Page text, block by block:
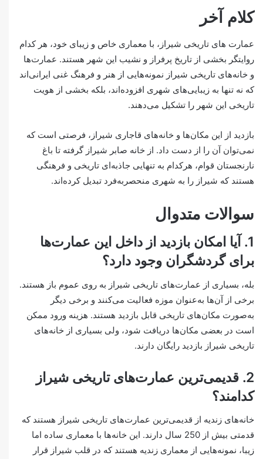
کلام آخر
عمارت های تاریخی شیراز، با معماری خاص و زیبای خود، هر کدام
روایتگر بخشی از تاریخ پرفراز و نشیب این شهر هستند. عمارت‌ها
و خانه‌های تاریخی شیراز نمونه‌هایی از هنر و فرهنگ غنی ایرانی‌اند
که نه تنها به زیبایی‌های شهری افزوده‌اند، بلکه بخشی از هویت
تاریخی این شهر را تشکیل می‌دهند.
بازدید از این مکان‌ها و خانه‌های قاجاری شیراز، فرصتی است که
نمی‌توان آن را از دست داد. از خانه صابر شیراز گرفته تا باغ
نارنجستان قوام، هرکدام به تنهایی جاذبه‌ای تاریخی و فرهنگی
هستند که شیراز را به شهری منحصربه‌فرد تبدیل کرده‌اند.
سوالات متدوال
1. آیا امکان بازدید از داخل این عمارت‌ها
برای گردشگران وجود دارد؟
بله، بسیاری از عمارت‌های تاریخی شیراز به روی عموم باز هستند.
برخی از آن‌ها به‌عنوان موزه فعالیت می‌کنند و برخی دیگر
به‌صورت مکان‌های تاریخی قابل بازدید هستند. هزینه ورود ممکن
است در بعضی مکان‌ها دریافت شود، ولی بسیاری از خانه‌های
تاریخی شیراز بازدید رایگان دارند.
2. قدیمی‌ترین عمارت‌های تاریخی شیراز
کدامند؟
خانه‌های زندیه از قدیمی‌ترین عمارت‌های تاریخی شیراز هستند که
قدمتی بیش از 250 سال دارند. این خانه‌ها با معماری ساده اما
زیبا، نمونه‌هایی از معماری زندیه هستند که در قلب شیراز قرار